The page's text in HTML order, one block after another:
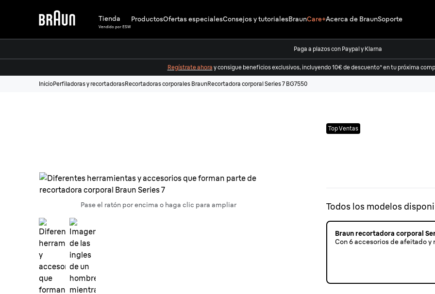
Tienda
Vendido por ESW
ProductosOfertas especialesConsejos y tutorialesBraunCare+Acerca de BraunSoporte
Paga a plazos con Paypal y Klarna
Regístrate ahora y consigue beneficios exclusivos, incluyendo 10€ de descuento* en tu próxima
InicioPerfiladoras y recortadorasRecortadoras corporales BraunRecortadora corporal Series 7 BG7550
Pase el ratón por encima o haga clic para ampliar
Top Ventas
Todos los modelos
Braun recortadora corporal
Con 6 accesorios de afeitado